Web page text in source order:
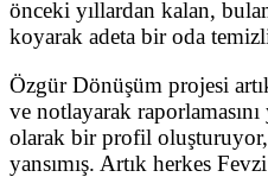
önceki yıllardan kalan,
koyarak adeta bir oda
Özgür Dönüşüm projesi
ve notlayarak
olarak bir profil oluşturuyor,
yansımış. Artık herkes